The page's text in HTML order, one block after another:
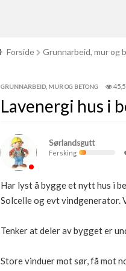
Forside Grunnarbeid, mur og
GRUNNARBEID, MUR OG BETONG
Lavenergi hus i
Sørlandsgutt
Fersking
Har lyst å bygge et nytt hus i
Solcelle og evt vindgenerator.
Tenker at deler av bygget er
Store vinduer mot sør, få mot